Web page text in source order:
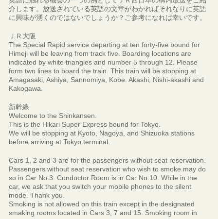
介します。放送されている英語の文章がわかればそれなりに英語
に興味が湧くのではないでしょうか？ご参考になれば幸いです。
ＪＲ大阪
The Special Rapid service departing at ten forty-five bound for
Himeji will be leaving from track five. Boarding locations are
indicated by white triangles and number 5 through 12. Please
form two lines to board the train. This train will be stopping at
Amagasaki, Ashiya, Sannomiya, Kobe. Akashi, Nishi-akashi and
Kakogawa.
新幹線
Welcome to the Shinkansen.
This is the Hikari Super Express bound for Tokyo.
We will be stopping at Kyoto, Nagoya, and Shizuoka stations
before arriving at Tokyo terminal.
Cars 1, 2 and 3 are for the passengers without seat reservation.
Passengers without seat reservation who wish to smoke may do
so in Car No.3. Conductor Room is in Car No.10. While in the
car, we ask that you switch your mobile phones to the silent
mode. Thank you.
Smoking is not allowed on this train except in the designated
smaking rooms located in Cars 3, 7 and 15. Smoking room in